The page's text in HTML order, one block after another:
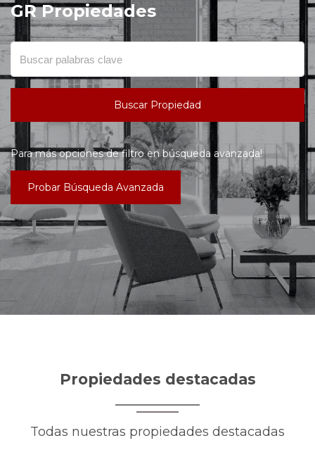
GR Propiedades
Buscar Propiedad
Para más opciones de filtro en búsqueda avanzada!
Probar Búsqueda Avanzada
Propiedades destacadas
Todas nuestras propiedades destacadas